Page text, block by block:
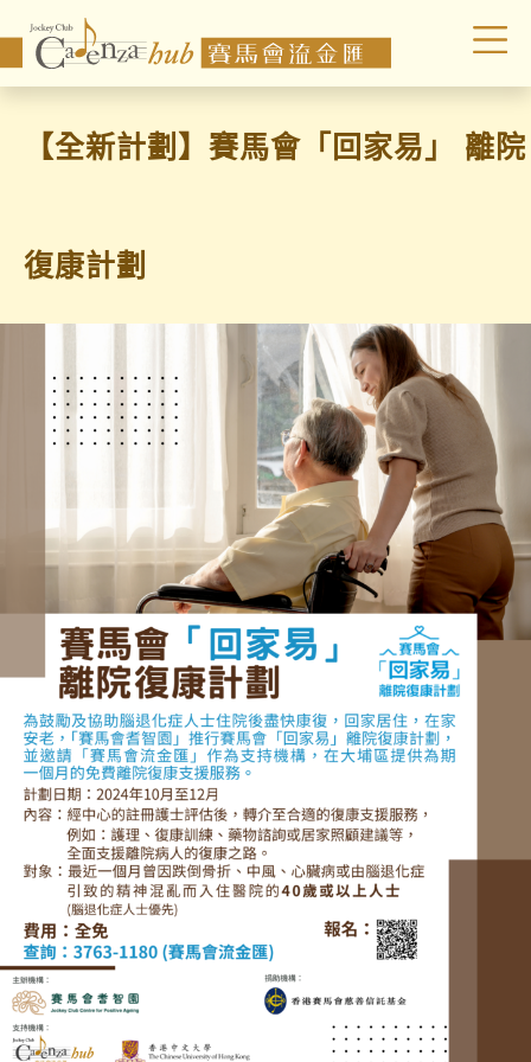
【全新計劃】賽馬會「回家易」 離院
復康計劃